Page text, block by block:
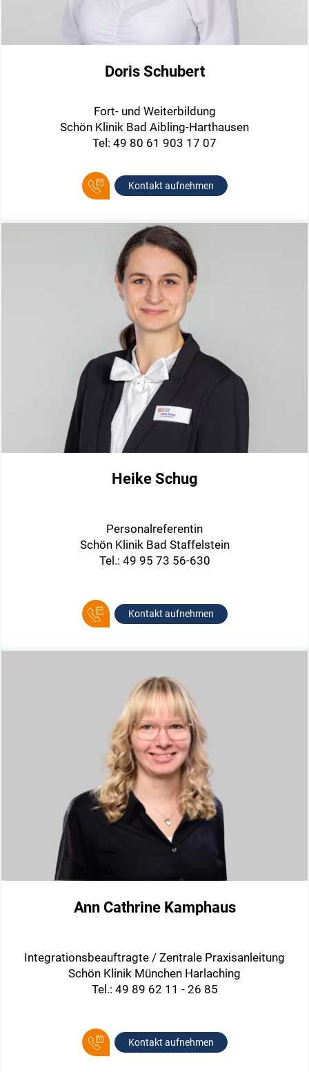
Doris Schubert
Fort- und Weiterbildung
Schön Klinik Bad Aibling-Harthausen
Tel: 49 80 61 903 17 07
Kontakt aufnehmen
Heike Schug
Personalreferentin
Schön Klinik Bad Staffelstein
Tel.: 49 95 73 56-630
Kontakt aufnehmen
Ann Cathrine Kamphaus
Integrationsbeauftragte / Zentrale Praxisanleitung
Schön Klinik München Harlaching
Tel.: 49 89 62 11 - 26 85
Kontakt aufnehmen